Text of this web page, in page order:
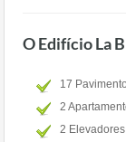
O Edifício La
17
2
2 Elevadores